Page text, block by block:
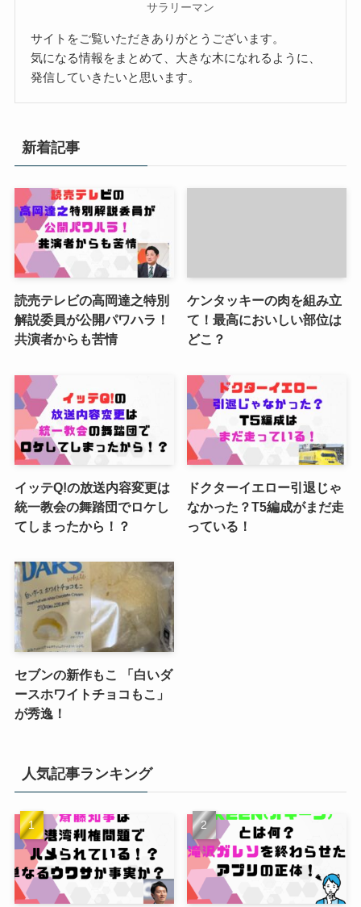
サラリーマン
サイトをご覧いただきありがとうございます。
気になる情報をまとめて、大きな木になれるように、
発信していきたいと思います。
新着記事
読売テレビの高岡達之特別
解説委員が公開パワハラ！
共演者からも苦情
ケンタッキーの肉を組み立
て！最高においしい部位は
どこ？
イッテQ!の放送内容変更は
統一教会の舞踏団でロケし
てしまったから！？
ドクターイエロー引退じゃ
なかった？T5編成がまだ走
っている！
セブンの新作もこ 「白いダ
ースホワイトチョコもこ」
が秀逸！
人気記事ランキング